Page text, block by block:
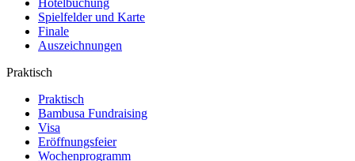
Spielfelder und Karte
Finale
Auszeichnungen
Praktisch
Praktisch
Bambusa Fundraising
Visa
Eröffnungsfeier
Wochenprogramm